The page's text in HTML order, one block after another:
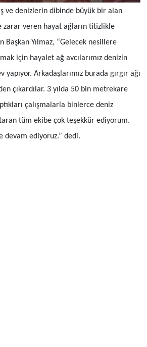
ve denizlerin dibinde büyük bir alan
zarar veren hayat ağların titizlikle
Başkan Yılmaz, “Gelecek nesillere
için hayalet ağ avcılarımız denizin
Arkadaşlarımız burada gırgır ağı
çıkardılar. 3 yılda 50 bin metrekare
çalışmalarla binlerce deniz
tüm ekibe çok teşekkür ediyorum.
devam ediyoruz.” dedi.